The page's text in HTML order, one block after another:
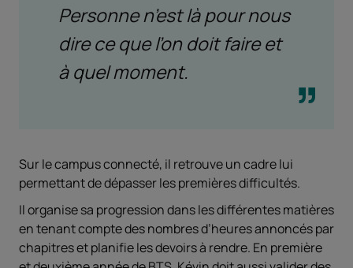
Personne n’est là pour nous
dire ce que l’on doit faire et
à quel moment.
Sur le campus connecté, il retrouve un cadre lui
permettant de dépasser les premières difficultés.
Il organise sa progression dans les différentes matières
en tenant compte des nombres d’heures annoncés par
chapitres et planifie les devoirs à rendre. En première